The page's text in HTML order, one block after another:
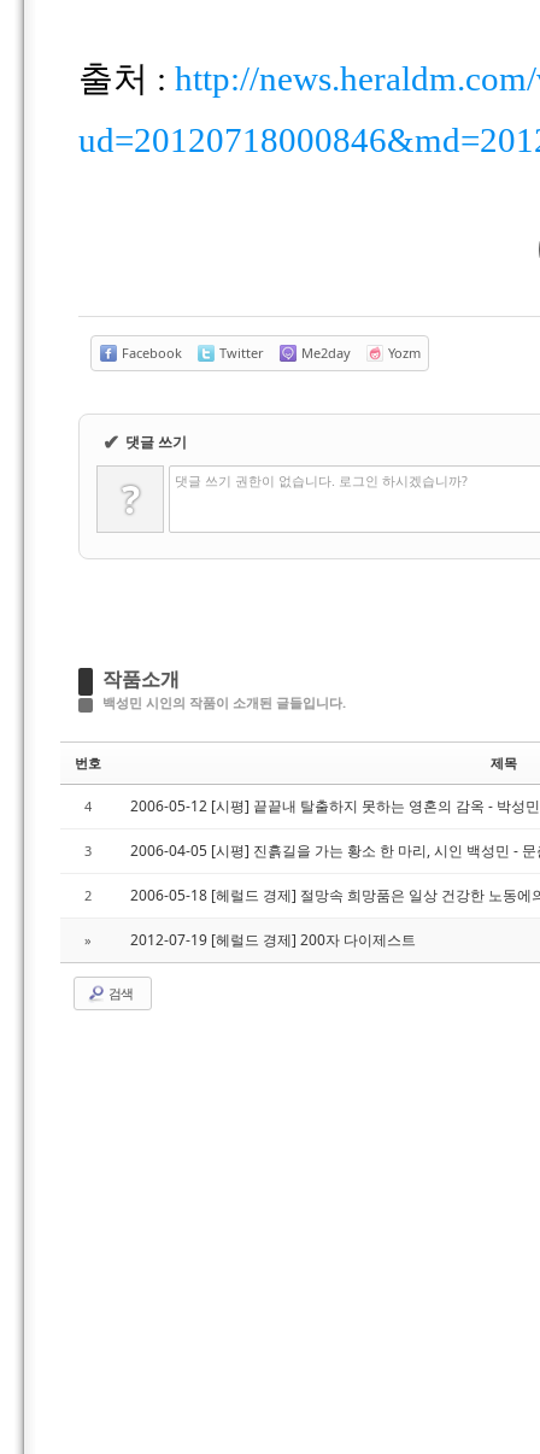
출처 : http://
Facebook Twitter Me2day Yozm
✔ 댓글 쓰기
? 댓글 쓰기 권한이 없습니다. 로그인 하시겠습니까?
작품소개
백성민 시인의 작품이 소개된 글들입니다.
번호 제목
4 2006-05-12 [시평] 끝끝내 탈출하지 못하는 영혼의 감옥 - 박성
3 2006-04-05 [시평] 진흙길을 가는 황소 한 마리, 시인 백성민 -
2 2006-05-18 [헤럴드 경제] 절망속 희망품은 일상 건강한 노동에
» 2012-07-19 [헤럴드 경제] 200자 다이제스트
검색